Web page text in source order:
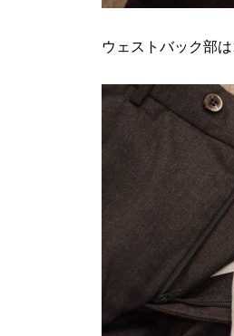
ウェストバック部